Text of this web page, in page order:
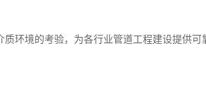
环境的考验，为各行业管道工程建设提供可